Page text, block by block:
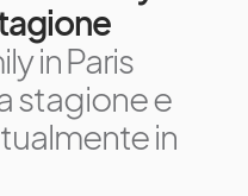
in Paris
stagione e
in